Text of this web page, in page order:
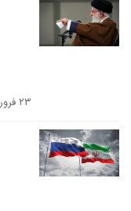
۲۳ فروردین ۱۴۰۱